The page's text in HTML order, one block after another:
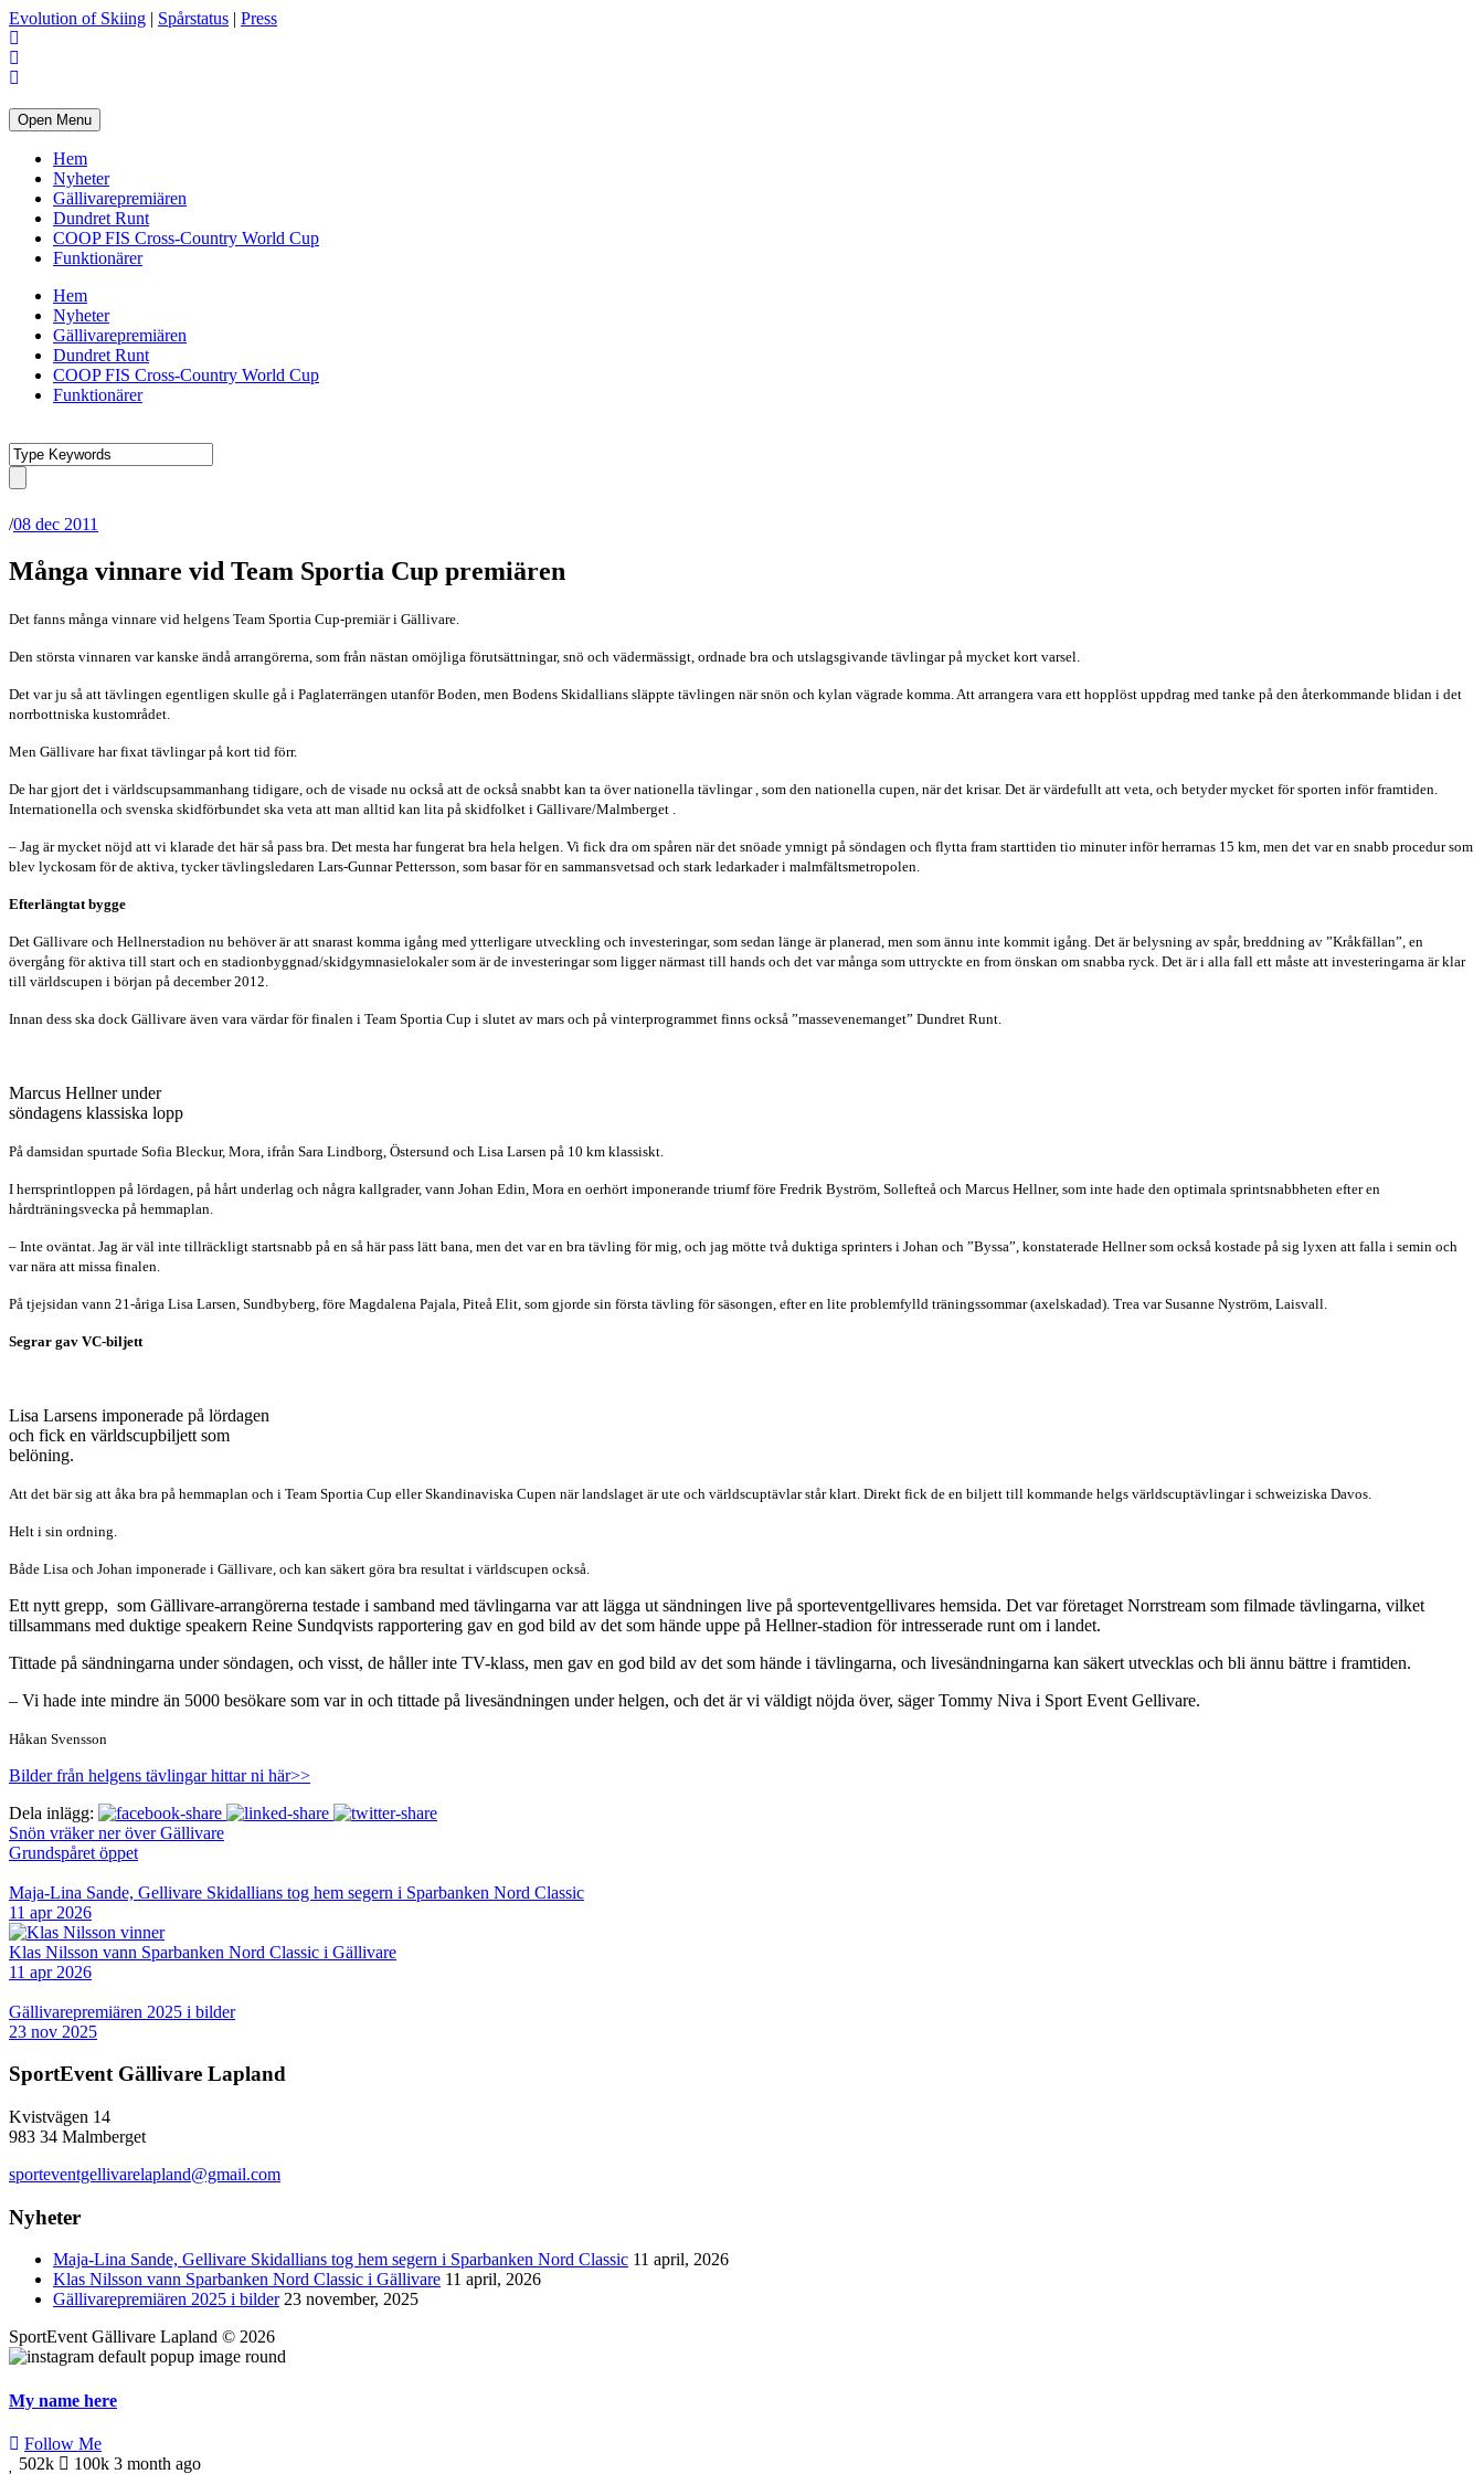
Evolution of Skiing | Spårstatus | Press
Open Menu
Hem
Nyheter
Gällivarepremiären
Dundret Runt
COOP FIS Cross-Country World Cup
Funktionärer
Hem
Nyheter
Gällivarepremiären
Dundret Runt
COOP FIS Cross-Country World Cup
Funktionärer
/08 dec 2011
Många vinnare vid Team Sportia Cup premiären
Det fanns många vinnare vid helgens Team Sportia Cup-premiär i Gällivare.
Den största vinnaren var kanske ändå arrangörerna, som från nästan omöjliga förutsättningar, snö och vädermässigt, ordnade bra och utslagsgivande tävlingar på mycket kort varsel.
Det var ju så att tävlingen egentligen skulle gå i Paglaterrängen utanför Boden, men Bodens Skidallians släppte tävlingen när snön och kylan vägrade komma. Att arrangera vara ett hopplöst uppdrag med tanke på den återkommande blidan i det
norrbottniska kustområdet.
Men Gällivare har fixat tävlingar på kort tid förr.
De har gjort det i världscupsammanhang tidigare, och de visade nu också att de också snabbt kan ta över nationella tävlingar , som den nationella cupen, när det krisar. Det är värdefullt att veta, och betyder mycket för sporten inför framtiden.
Internationella och svenska skidförbundet ska veta att man alltid kan lita på skidfolket i Gällivare/Malmberget .
– Jag är mycket nöjd att vi klarade det här så pass bra. Det mesta har fungerat bra hela helgen. Vi fick dra om spåren när det snöade ymnigt på söndagen och flytta fram starttiden tio minuter inför herrarnas 15 km, men det var en snabb procedur som
blev lyckosam för de aktiva, tycker tävlingsledaren Lars-Gunnar Pettersson, som basar för en sammansvetsad och stark ledarkader i malmfältsmetropolen.
Efterlängtat bygge
Det Gällivare och Hellnerstadion nu behöver är att snarast komma igång med ytterligare utveckling och investeringar, som sedan länge är planerad, men som ännu inte kommit igång. Det är belysning av spår, breddning av ”Kråkfällan”, en
övergång för aktiva till start och en stadionbyggnad/skidgymnasielokaler som är de investeringar som ligger närmast till hands och det var många som uttryckte en from önskan om snabba ryck. Det är i alla fall ett måste att investeringarna är klar
till världscupen i början på december 2012.
Innan dess ska dock Gällivare även vara värdar för finalen i Team Sportia Cup i slutet av mars och på vinterprogrammet finns också ”massevenemanget” Dundret Runt.
Marcus Hellner under
söndagens klassiska lopp
På damsidan spurtade Sofia Bleckur, Mora, ifrån Sara Lindborg, Östersund och Lisa Larsen på 10 km klassiskt.
I herrsprintloppen på lördagen, på hårt underlag och några kallgrader, vann Johan Edin, Mora en oerhört imponerande triumf före Fredrik Byström, Sollefteå och Marcus Hellner, som inte hade den optimala sprintsnabbheten efter en
hårdträningsvecka på hemmaplan.
– Inte oväntat. Jag är väl inte tillräckligt startsnabb på en så här pass lätt bana, men det var en bra tävling för mig, och jag mötte två duktiga sprinters i Johan och ”Byssa”, konstaterade Hellner som också kostade på sig lyxen att falla i semin och
var nära att missa finalen.
På tjejsidan vann 21-åriga Lisa Larsen, Sundbyberg, före Magdalena Pajala, Piteå Elit, som gjorde sin första tävling för säsongen, efter en lite problemfylld träningssommar (axelskadad). Trea var Susanne Nyström, Laisvall.
Segrar gav VC-biljett
Lisa Larsens imponerade på lördagen
och fick en världscupbiljett som
belöning.
Att det bär sig att åka bra på hemmaplan och i Team Sportia Cup eller Skandinaviska Cupen när landslaget är ute och världscuptävlar står klart. Direkt fick de en biljett till kommande helgs världscuptävlingar i schweiziska Davos.
Helt i sin ordning.
Både Lisa och Johan imponerade i Gällivare, och kan säkert göra bra resultat i världscupen också.
Ett nytt grepp, som Gällivare-arrangörerna testade i samband med tävlingarna var att lägga ut sändningen live på sporteventgellivares hemsida. Det var företaget Norrstream som filmade tävlingarna, vilket
tillsammans med duktige speakern Reine Sundqvists rapportering gav en god bild av det som hände uppe på Hellner-stadion för intresserade runt om i landet.
Tittade på sändningarna under söndagen, och visst, de håller inte TV-klass, men gav en god bild av det som hände i tävlingarna, och livesändningarna kan säkert utvecklas och bli ännu bättre i framtiden.
– Vi hade inte mindre än 5000 besökare som var in och tittade på livesändningen under helgen, och det är vi väldigt nöjda över, säger Tommy Niva i Sport Event Gellivare.
Håkan Svensson
Bilder från helgens tävlingar hittar ni här>>
Dela inlägg:
Snön vräker ner över Gällivare
Grundspåret öppet
Maja-Lina Sande, Gellivare Skidallians tog hem segern i Sparbanken Nord Classic
11 apr 2026
Klas Nilsson vann Sparbanken Nord Classic i Gällivare
11 apr 2026
Gällivarepremiären 2025 i bilder
23 nov 2025
SportEvent Gällivare Lapland
Kvistvägen 14
983 34 Malmberget
sporteventgellivarelapland@gmail.com
Nyheter
Maja-Lina Sande, Gellivare Skidallians tog hem segern i Sparbanken Nord Classic 11 april, 2026
Klas Nilsson vann Sparbanken Nord Classic i Gällivare 11 april, 2026
Gällivarepremiären 2025 i bilder 23 november, 2025
SportEvent Gällivare Lapland © 2026
My name here
Follow Me
502k
100k 3 month ago